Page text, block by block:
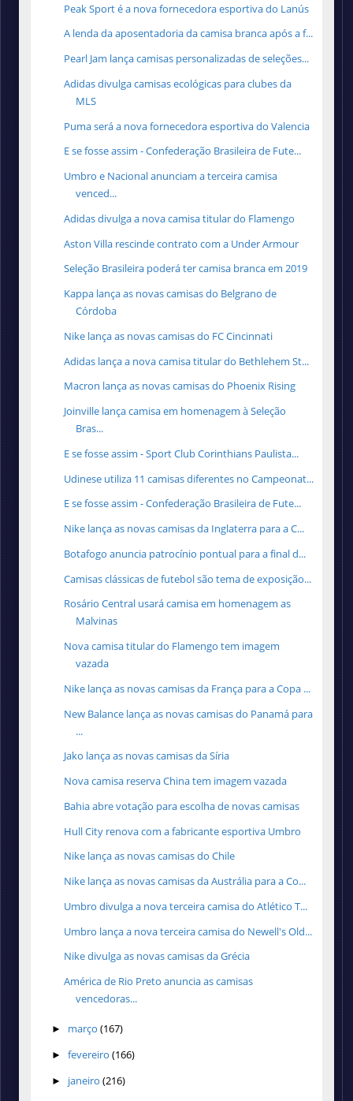
Peak Sport é a nova fornecedora esportiva do Lanús
A lenda da aposentadoria da camisa branca após a f...
Pearl Jam lança camisas personalizadas de seleções...
Adidas divulga camisas ecológicas para clubes da
MLS
Puma será a nova fornecedora esportiva do Valencia
E se fosse assim - Confederação Brasileira de Fute...
Umbro e Nacional anunciam a terceira camisa
venced...
Adidas divulga a nova camisa titular do Flamengo
Aston Villa rescinde contrato com a Under Armour
Seleção Brasileira poderá ter camisa branca em 2019
Kappa lança as novas camisas do Belgrano de
Córdoba
Nike lança as novas camisas do FC Cincinnati
Adidas lança a nova camisa titular do Bethlehem St...
Macron lança as novas camisas do Phoenix Rising
Joinville lança camisa em homenagem à Seleção
Bras...
E se fosse assim - Sport Club Corinthians Paulista...
Udinese utiliza 11 camisas diferentes no Campeonat...
E se fosse assim - Confederação Brasileira de Fute...
Nike lança as novas camisas da Inglaterra para a C...
Botafogo anuncia patrocínio pontual para a final d...
Camisas clássicas de futebol são tema de exposição...
Rosário Central usará camisa em homenagem as
Malvinas
Nova camisa titular do Flamengo tem imagem
vazada
Nike lança as novas camisas da França para a Copa ...
New Balance lança as novas camisas do Panamá para
...
Jako lança as novas camisas da Síria
Nova camisa reserva China tem imagem vazada
Bahia abre votação para escolha de novas camisas
Hull City renova com a fabricante esportiva Umbro
Nike lança as novas camisas do Chile
Nike lança as novas camisas da Austrália para a Co...
Umbro divulga a nova terceira camisa do Atlético T...
Umbro lança a nova terceira camisa do Newell's Old...
Nike divulga as novas camisas da Grécia
América de Rio Preto anuncia as camisas
vencedoras...
► março (167)
► fevereiro (166)
► janeiro (216)